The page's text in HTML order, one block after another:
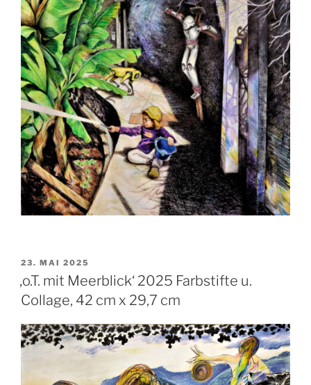
VERÖFFENTLICHT
AM
23. MAI 2025
‚o.T. mit Meerblick‘ 2025 Farbstifte u.
Collage, 42 cm x 29,7 cm